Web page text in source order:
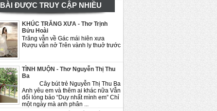
BÀI ĐƯỢC TRUY CẬP NHIỀU
KHÚC TRĂNG XƯA - Thơ Trịnh
Bửu Hoài
Trăng vẫn về Gác mái hiên xưa
Rượu vẫn nở Trên vành ly thuở trước
TÌNH MUỘN - Thơ Nguyễn Thị Thu
Ba
Cây bút trẻ Nguyễn Thị Thu Ba
Anh yêu em và thêm ai khác nữa Vẫn
dối lòng bảo “Duy nhất mình em” Chỉ
một ngày mà anh phân ...